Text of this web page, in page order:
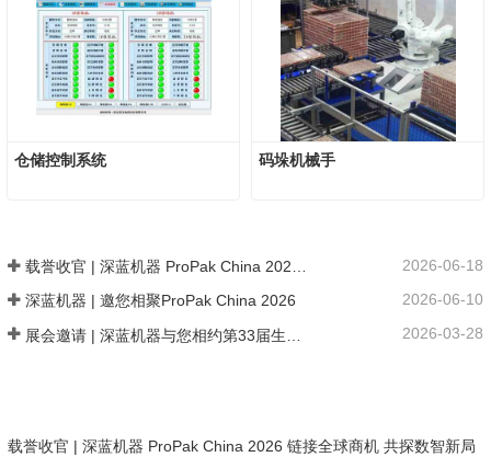
仓储控制系统 码垛机械手
2026-06-18
深蓝机器 | 邀您相聚ProPak China 2026 2026-06-10
2026-03-28
载誉收官 | 深蓝机器 ProPak China 2026 链接全球商机 共探数智新局